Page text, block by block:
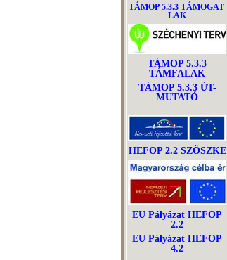
TÁMOP 5.3.3 TÁMOGAT-
LAK
TÁMOP 5.3.3
TÁMFALAK
TÁMOP 5.3.3 ÚT-
MUTATÓ
HEFOP 2.2 SZÖSZKE
EU Pályázat HEFOP
2.2
EU Pályázat HEFOP
4.2